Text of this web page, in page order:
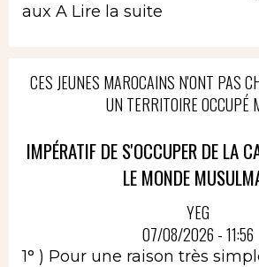
aux A Lire la suite
CES JEUNES MAROCAINS N'ONT PAS
UN TERRITOIRE OCCUPÉ
IMPÉRATIF DE S'OCCUPER DE LA
LE MONDE
YEG
07/08/2026 - 11:56
1° ) Pour une raison très